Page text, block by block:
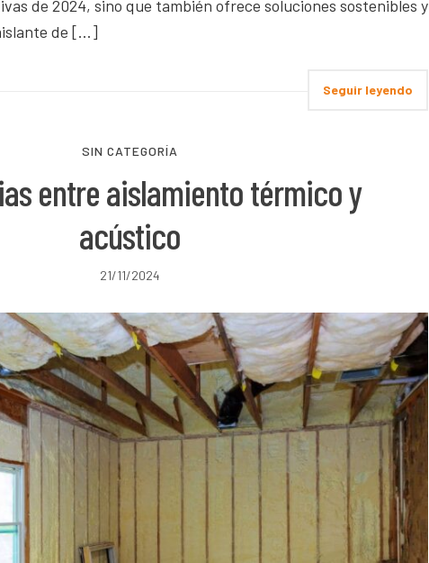
de 2024, sino que también ofrece soluciones sostenibles y
de […]
Seguir leyendo
SIN CATEGORÍA
entre aislamiento térmico y
acústico
21/11/2024